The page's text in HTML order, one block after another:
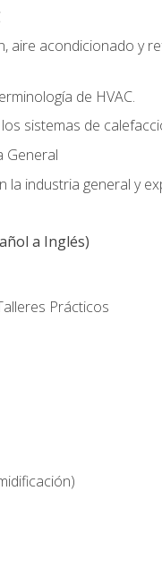
aire acondicionado y
de HVAC.
sistemas de
General
la industria general y
a Inglés)
Prácticos